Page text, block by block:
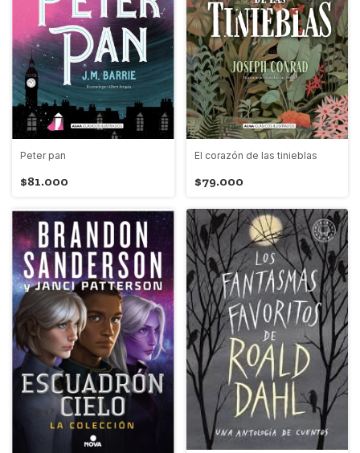
Peter pan
$81.000
El corazón de las tinieblas
$79.000